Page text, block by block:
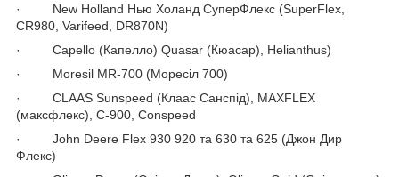
· New Holland Нью Холанд СуперФлекс (SuperFlex,
CR980, Varifeed, DR870N)
· Capello (Капелло) Quasar (Кюасар), Helianthus)
· Moresil MR-700 (Моресіл 700)
· CLAAS Sunspeed (Клаас Санспід), MAXFLEX
(максфлекс), С-900, Conspeed
· John Deere Flex 930 920 та 630 та 625 (Джон Дир
Флекс)